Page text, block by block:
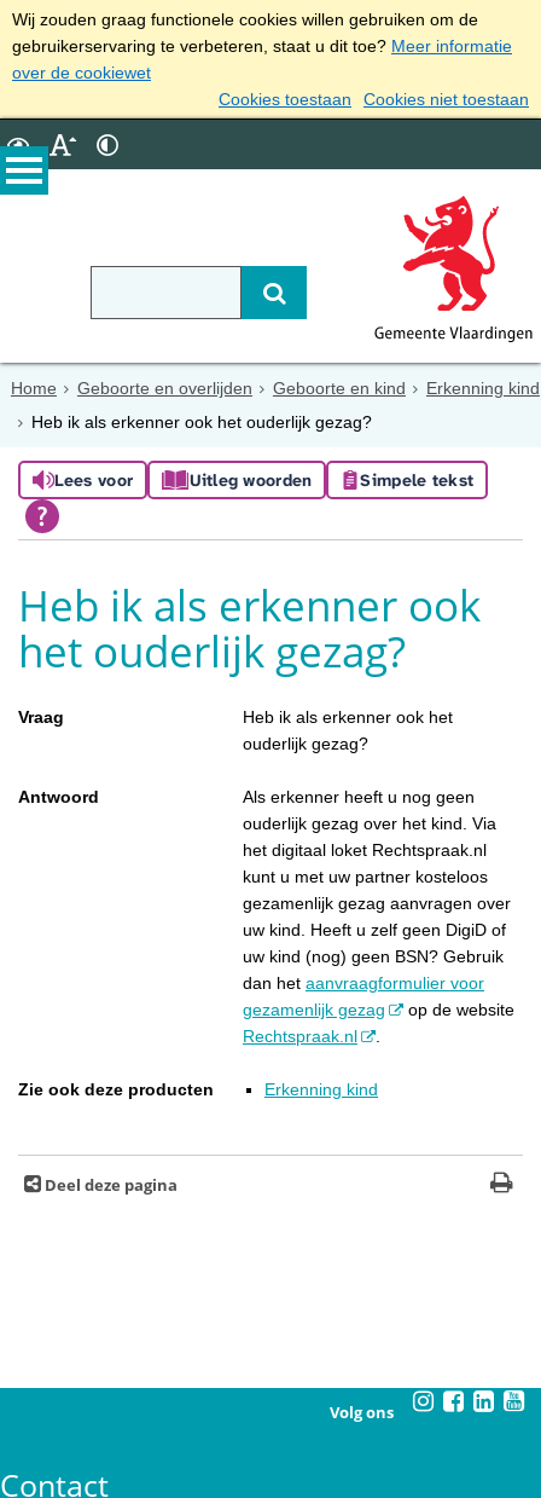
Wij zouden graag functionele cookies willen gebruiken om de
gebruikerservaring te verbeteren, staat u dit toe? Meer informatie
over de cookiewet
Cookies toestaan
Cookies niet toestaan
Home Geboorte en overlijden Geboorte en kind
Erkenning kind
Heb ik als erkenner ook het ouderlijk gezag?
Lees voor Uitleg woorden Simpele tekst
Heb ik als erkenner ook
het ouderlijk gezag?
Vraag
Heb ik als erkenner ook het
ouderlijk gezag?
Antwoord
Als erkenner heeft u nog geen
ouderlijk gezag over het kind. Via
het digitaal loket Rechtspraak.nl
kunt u met uw partner kosteloos
gezamenlijk gezag aanvragen over
uw kind. Heeft u zelf geen DigiD of
uw kind (nog) geen BSN? Gebruik
dan het aanvraagformulier voor
gezamenlijk gezag
op de website
Rechtspraak.nl
Zie ook deze producten Erkenning kind
Deel deze pagina
Volg ons
Contact